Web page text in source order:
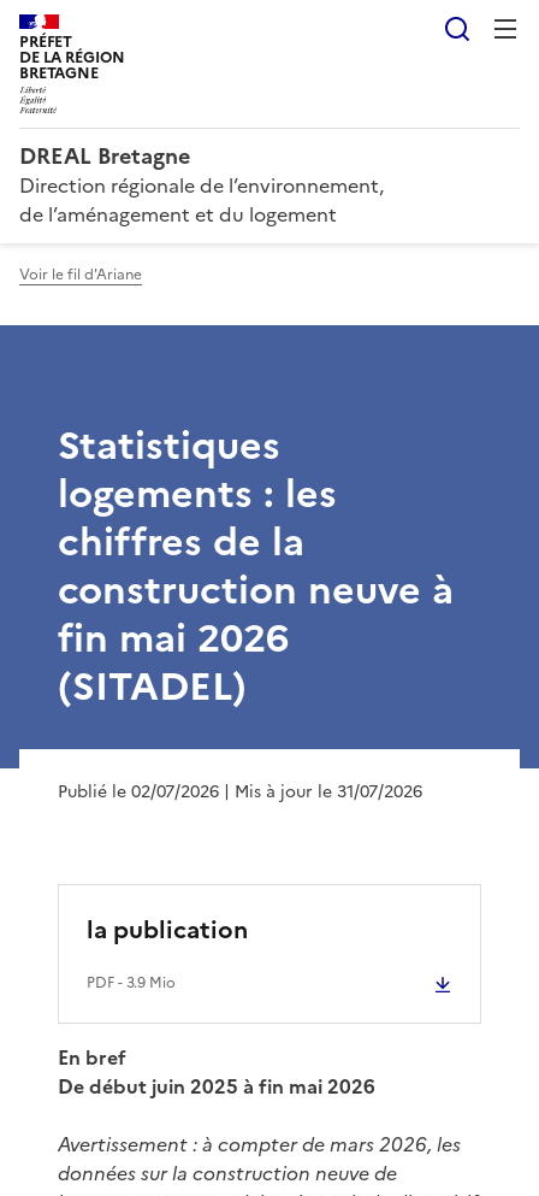
PRÉFET
DE LA RÉGION
BRETAGNE
DREAL Bretagne
Direction régionale de l’environnement,
de l’aménagement et du logement
Voir le fil d'Ariane
Statistiques
logements : les
chiffres de la
construction neuve à
fin mai 2026
(SITADEL)
Publié le 02/07/2026 | Mis à jour le 31/07/2026
la publication
PDF- 3.9 Mio
En bref
De début juin 2025 à fin mai 2026
Avertissement : à compter de mars 2026, les
données sur la construction neuve de